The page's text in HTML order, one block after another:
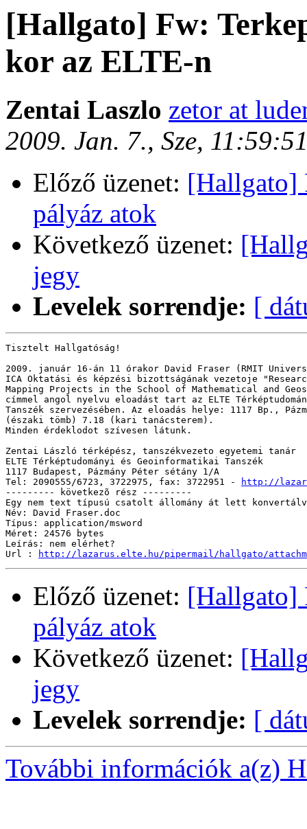
[Hallgato] Fw:
kor az ELTE-n
Zentai Laszlo zetor at
2009. Jan. 7., Sze,
Előző üzenet: [Hallgato]
pályáz atok
Következő üzenet:
jegy
Levelek sorrendje: [
Tisztelt Hallgatóság!
2009. január 16-án 11 órakor David Fraser (RMIT
ICA Oktatási és képzési bizottságának vezetoje
Mapping Projects in the School of Mathematical and
címmel angol nyelvu eloadást tart az ELTE
Tanszék szervezésében. Az eloadás helye: 1117 Bp.,
(északi tömb) 7.18 (kari tanácsterem).
Minden érdeklodot szívesen látunk.
Zentai László térképész, tanszékvezeto egyetemi tanár
ELTE Térképtudományi és Geoinformatikai Tanszék
1117 Budapest, Pázmány Péter sétány 1/A
Tel: 2090555/6723, 3722975, fax: 3722951 -
http://
--------- következõ rész ---------
Egy nem text típusú csatolt állomány át lett
Név: David Fraser.doc
Típus: application/msword
Méret: 24576 bytes
Leírás: nem elérhet?
Url :
http://lazarus.elte.hu/pipermail/hallgato/
Előző üzenet: [Hallgato]
pályáz atok
Következő üzenet:
jegy
Levelek sorrendje: [
További információk a(z)